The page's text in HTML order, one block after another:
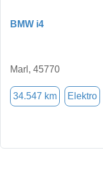
BMW i4
Marl, 45770
34.547 km Elektro